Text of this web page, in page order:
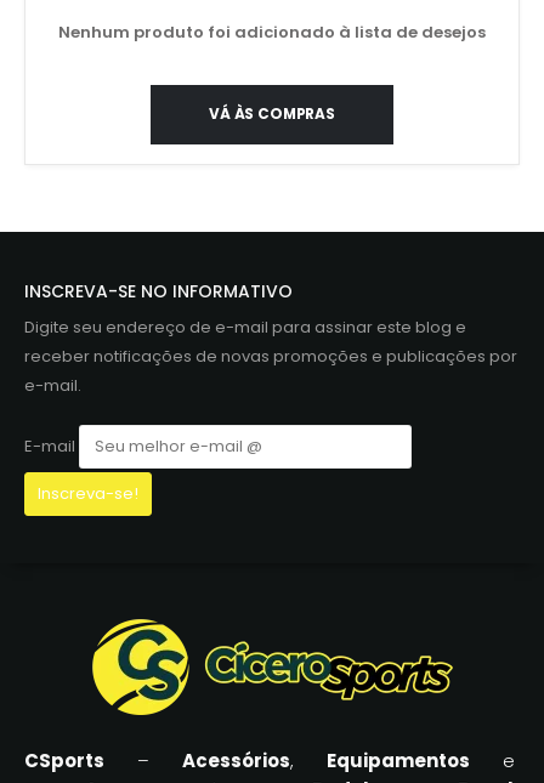
Nenhum produto foi adicionado à lista de desejos
VÁ ÀS COMPRAS
INSCREVA-SE NO INFORMATIVO
Digite seu endereço de e-mail para assinar este blog e
receber notificações de novas promoções e publicações por
e-mail.
E-mail
CSports – Acessórios, Equipamentos e